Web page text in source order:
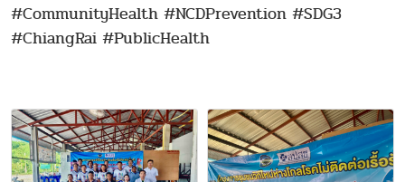
#CommunityHealth #NCDPrevention #SDG3
#ChiangRai #PublicHealth